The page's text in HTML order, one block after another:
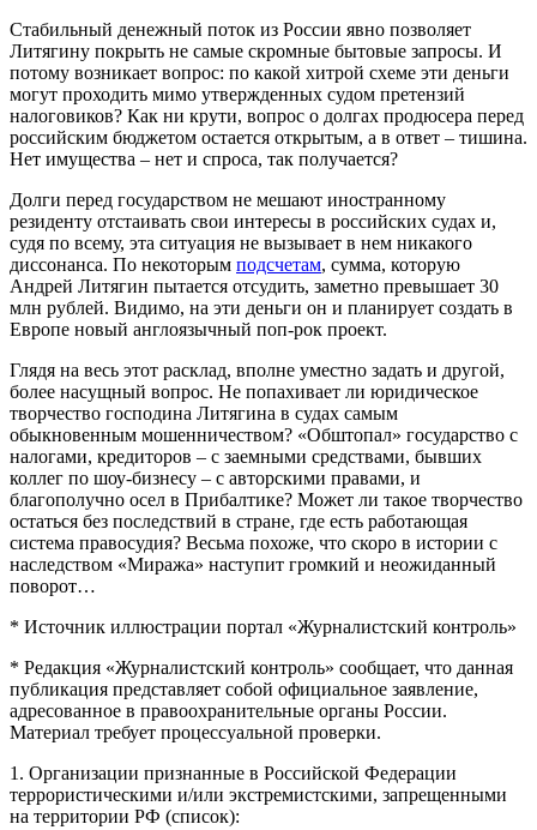
Стабильный денежный поток из России явно позволяет
Литягину покрыть не самые скромные бытовые запросы. И
потому возникает вопрос: по какой хитрой схеме эти деньги
могут проходить мимо утвержденных судом претензий
налоговиков? Как ни крути, вопрос о долгах продюсера перед
российским бюджетом остается открытым, а в ответ – тишина.
Нет имущества – нет и спроса, так получается?
Долги перед государством не мешают иностранному
резиденту отстаивать свои интересы в российских судах и,
судя по всему, эта ситуация не вызывает в нем никакого
диссонанса. По некоторым подсчетам, сумма, которую
Андрей Литягин пытается отсудить, заметно превышает 30
млн рублей. Видимо, на эти деньги он и планирует создать в
Европе новый англоязычный поп-рок проект.
Глядя на весь этот расклад, вполне уместно задать и другой,
более насущный вопрос. Не попахивает ли юридическое
творчество господина Литягина в судах самым
обыкновенным мошенничеством? «Обштопал» государство с
налогами, кредиторов – с заемными средствами, бывших
коллег по шоу-бизнесу – с авторскими правами, и
благополучно осел в Прибалтике? Может ли такое творчество
остаться без последствий в стране, где есть работающая
система правосудия? Весьма похоже, что скоро в истории с
наследством «Миража» наступит громкий и неожиданный
поворот…
* Источник иллюстрации портал «Журналистский контроль»
* Редакция «Журналистский контроль» сообщает, что данная
публикация представляет собой официальное заявление,
адресованное в правоохранительные органы России.
Материал требует процессуальной проверки.
1. Организации признанные в Российской Федерации
террористическими и/или экстремистскими, запрещенными
на территории РФ (список):